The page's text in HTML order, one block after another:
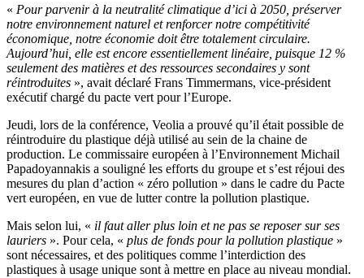
« Pour parvenir à la neutralité climatique d’ici à 2050, préserver
notre environnement naturel et renforcer notre compétitivité
économique, notre économie doit être totalement circulaire.
Aujourd’hui, elle est encore essentiellement linéaire, puisque 12 %
seulement des matières et des ressources secondaires y sont
réintroduites », avait déclaré Frans Timmermans, vice-président
exécutif chargé du pacte vert pour l’Europe.
Jeudi, lors de la conférence, Veolia a prouvé qu’il était possible de
réintroduire du plastique déjà utilisé au sein de la chaine de
production. Le commissaire européen à l’Environnement Michail
Papadoyannakis a souligné les efforts du groupe et s’est réjoui des
mesures du plan d’action « zéro pollution » dans le cadre du Pacte
vert européen, en vue de lutter contre la pollution plastique.
Mais selon lui, « il faut aller plus loin et ne pas se reposer sur ses
lauriers ». Pour cela, « plus de fonds pour la pollution plastique »
sont nécessaires, et des politiques comme l’interdiction des
plastiques à usage unique sont à mettre en place au niveau mondial.